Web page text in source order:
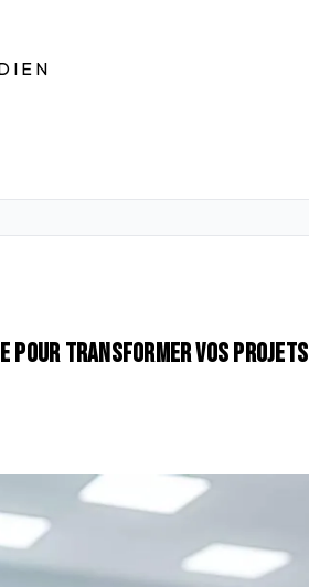
transformer vos projets